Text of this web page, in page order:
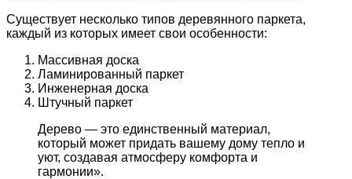
Существует несколько типов деревянного паркета,
каждый из которых имеет свои особенности:
Массивная доска
Ламинированный паркет
Инженерная доска
Штучный паркет
Дерево — это единственный материал,
который может придать вашему дому тепло и
уют, создавая атмосферу комфорта и
гармонии».